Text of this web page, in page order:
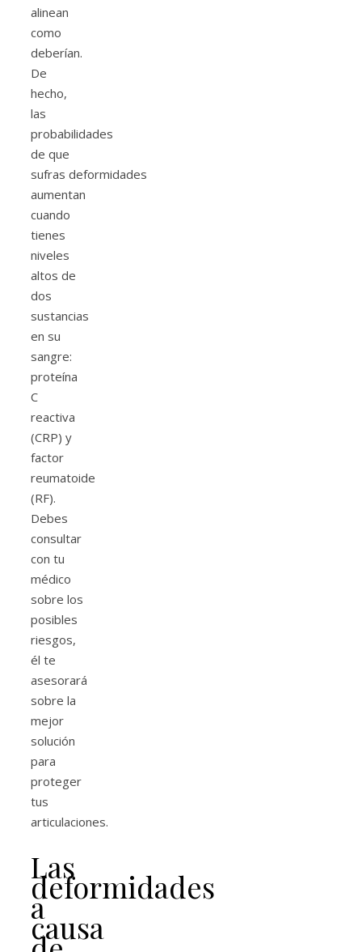
alinean
como
deberían.
De
hecho,
las
probabilidades
de que
sufras deformidades
aumentan
cuando
tienes
niveles
altos de
dos
sustancias
en su
sangre:
proteína
C
reactiva
(CRP) y
factor
reumatoide
(RF).
Debes
consultar
con tu
médico
sobre los
posibles
riesgos,
él te
asesorará
sobre la
mejor
solución
para
proteger
tus
articulaciones.
Las
deformidades
a
causa